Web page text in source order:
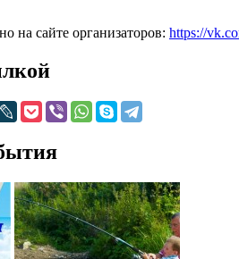
на сайте организаторов: https://